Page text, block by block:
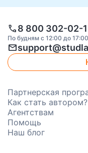
call8 800 302-02-
По будням с 12:00 до 17:00
mail
Партнерская
Как стать автором?
Агентствам
Помощь
Наш блог